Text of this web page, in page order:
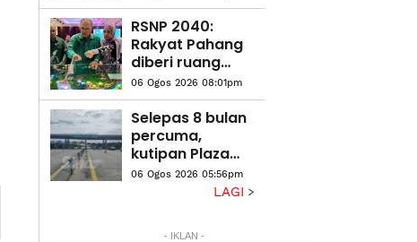
RSNP 2040:
Rakyat Pahang
diberi ruang
kemuka
pandangan,
cadangan hala
tuju
pembangunan
negeri
06 Ogos 2026 08:01pm
Selepas 8 bulan
percuma,
kutipan Plaza
Tol Eco
Grandeur mula
06 Ogos 2026 05:56pm
LAGI
- IKLAN -